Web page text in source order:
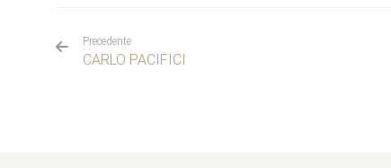
Precedente
CARLO PACIFICI